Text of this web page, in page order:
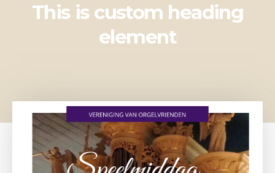
This is custom heading
element